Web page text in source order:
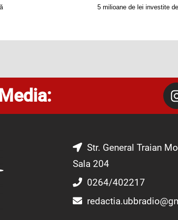
5 milioane de lei investite
Str. General Traian
Sala 204
0264/402217